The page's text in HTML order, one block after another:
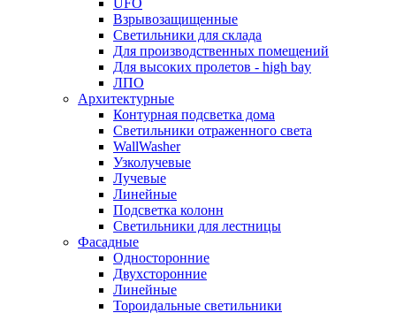
UFO
Взрывозащищенные
Светильники для склада
Для производственных помещений
Для высоких пролетов - high bay
ЛПО
Архитектурные
Контурная подсветка дома
Светильники отраженного света
WallWasher
Узколучевые
Лучевые
Линейные
Подсветка колонн
Светильники для лестницы
Фасадные
Односторонние
Двухсторонние
Линейные
Тороидальные светильники